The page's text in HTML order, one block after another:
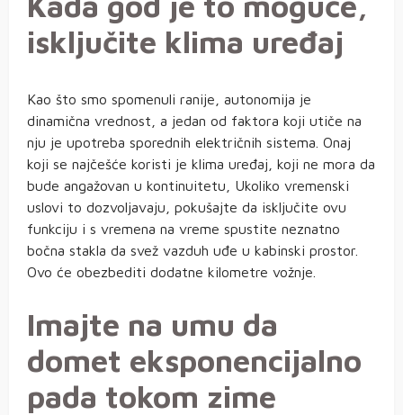
isključite klima uređaj
Kao što smo spomenuli ranije, autonomija je
dinamična vrednost, a jedan od faktora koji utiče na
nju je upotreba sporednih električnih sistema. Onaj
koji se najčešće koristi je klima uređaj, koji ne mora da
bude angažovan u kontinuitetu, Ukoliko vremenski
uslovi to dozvoljavaju, pokušajte da isključite ovu
funkciju i s vremena na vreme spustite neznatno
bočna stakla da svež vazduh uđe u kabinski prostor.
Ovo će obezbediti dodatne kilometre vožnje.
Imajte na umu da
domet eksponencijalno
pada tokom zime